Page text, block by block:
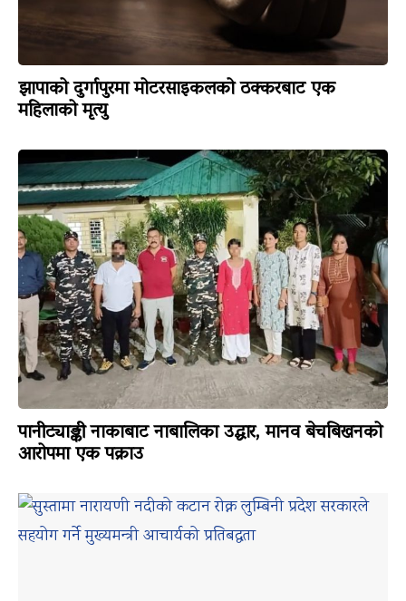
झापाको दुर्गापुरमा मोटरसाइकलको ठक्करबाट एक
महिलाको मृत्यु
पानीट्याङ्की नाकाबाट नाबालिका उद्धार, मानव बेचबिखनको
आरोपमा एक पक्राउ